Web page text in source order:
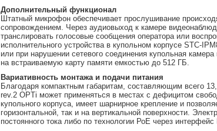
Дополнительный функционал
Штатный микрофон обеспечивает прослушивание
сопровождением. Через аудиовыход к камере
транслировать голосовые сообщения оператора или
исполнительного устройства в купольном корпусе STC-
или при нарушении сетевого соединения купольная
на встраиваемую карту памяти емкостью до 512 ГБ.
Вариативность монтажа и подачи питания
Благодаря компактным габаритам, составляющим всего
rev.2 OPTi может применяться в местах с дефицитом
купольного корпуса, имеет шарнирное крепление и
горизонтальной, так и на вертикальной поверхности.
постоянного тока либо по технологии РоЕ через